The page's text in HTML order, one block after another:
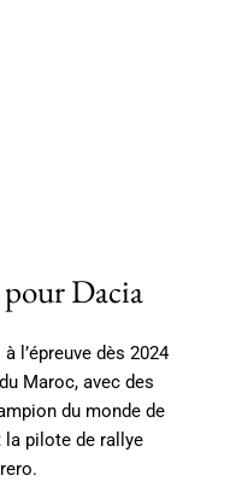
Dacia
l’épreuve dès 2024
Maroc, avec des
du monde de
la pilote de rallye